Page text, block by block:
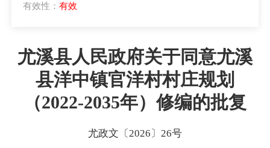
有效性： 有效
尤溪县人民政府关于同意尤溪
县洋中镇官洋村村庄规划
（2022-2035年）修编的批复
尤政文〔2026〕26号